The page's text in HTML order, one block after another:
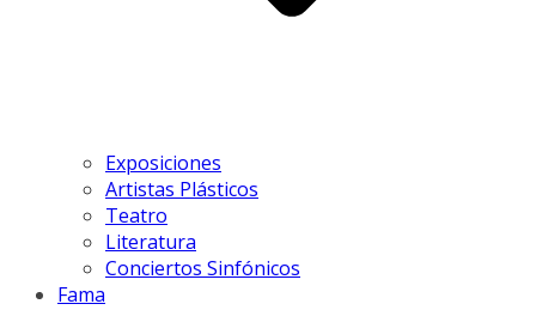
Exposiciones
Artistas Plásticos
Teatro
Literatura
Conciertos Sinfónicos
Fama